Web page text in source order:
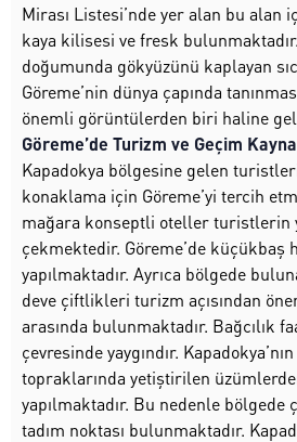
Mirası Listesi’nde yer alan bu alan
kaya kilisesi ve fresk
doğumunda gökyüzünü kaplayan
Göreme’nin dünya çapında
önemli görüntülerden biri haline
Göreme’de Turizm ve Geçim
Kapadokya bölgesine gelen
konaklama için Göreme’yi tercih
mağara konseptli oteller turistlerin
çekmektedir. Göreme’de küçükbaş
yapılmaktadır. Ayrıca bölgede
deve çiftlikleri turizm açısından
arasında bulunmaktadır. Bağcılık
çevresinde yaygındır.
topraklarında yetiştirilen
yapılmaktadır. Bu nedenle bölgede
tadım noktası bulunmaktadır.